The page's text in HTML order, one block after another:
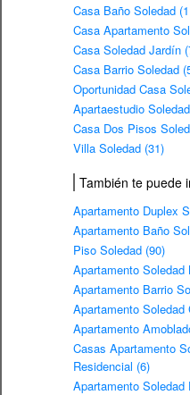
Casa Baño Soledad
Casa Apartamento
Casa Soledad Jardín
Casa Barrio Soledad
Oportunidad Casa
Apartaestudio
Casa Dos Pisos
Villa Soledad (31)
También te puede
Apartamento Duplex
Apartamento Baño
Piso Soledad (90)
Apartamento Soledad
Apartamento Barrio
Apartamento Soledad
Apartamento
Casas Apartamento
Residencial (6)
Apartamento Soledad